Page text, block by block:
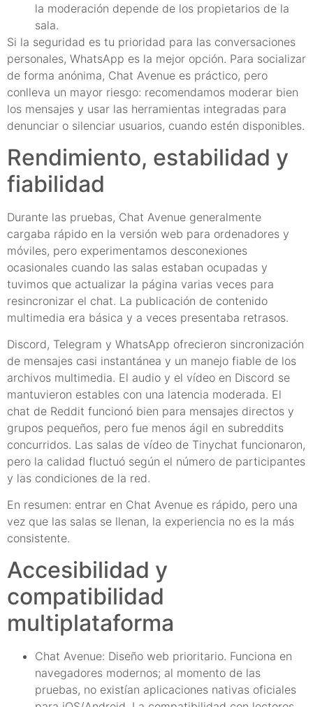
la moderación depende de los propietarios de la
sala.
Si la seguridad es tu prioridad para las conversaciones
personales, WhatsApp es la mejor opción. Para socializar
de forma anónima, Chat Avenue es práctico, pero
conlleva un mayor riesgo: recomendamos moderar bien
los mensajes y usar las herramientas integradas para
denunciar o silenciar usuarios, cuando estén disponibles.
Rendimiento, estabilidad y
fiabilidad
Durante las pruebas, Chat Avenue generalmente
cargaba rápido en la versión web para ordenadores y
móviles, pero experimentamos desconexiones
ocasionales cuando las salas estaban ocupadas y
tuvimos que actualizar la página varias veces para
resincronizar el chat. La publicación de contenido
multimedia era básica y a veces presentaba retrasos.
Discord, Telegram y WhatsApp ofrecieron sincronización
de mensajes casi instantánea y un manejo fiable de los
archivos multimedia. El audio y el vídeo en Discord se
mantuvieron estables con una latencia moderada. El
chat de Reddit funcionó bien para mensajes directos y
grupos pequeños, pero fue menos ágil en subreddits
concurridos. Las salas de vídeo de Tinychat funcionaron,
pero la calidad fluctuó según el número de participantes
y las condiciones de la red.
En resumen: entrar en Chat Avenue es rápido, pero una
vez que las salas se llenan, la experiencia no es la más
consistente.
Accesibilidad y
compatibilidad
multiplataforma
Chat Avenue: Diseño web prioritario. Funciona en
navegadores modernos; al momento de las
pruebas, no existían aplicaciones nativas oficiales